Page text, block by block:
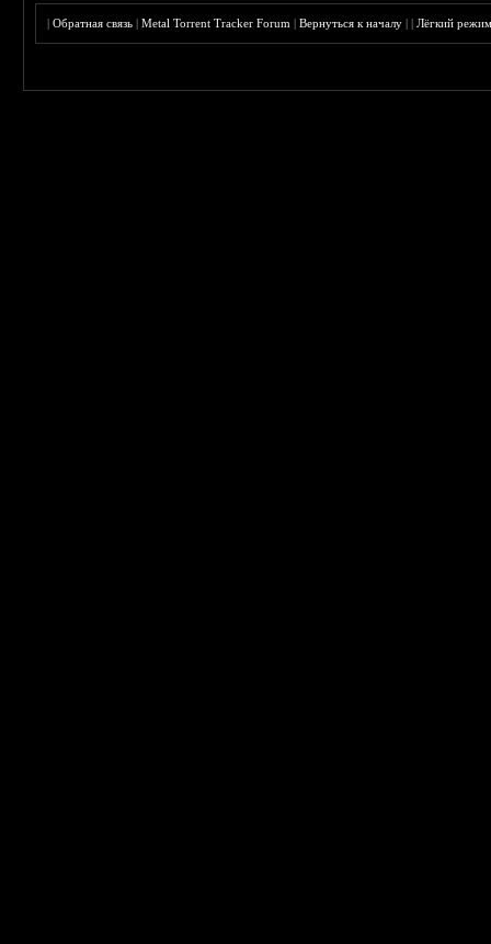
|Обратная связь |Metal Torrent Tracker Forum |Вернуться к началу ||Лёгкий